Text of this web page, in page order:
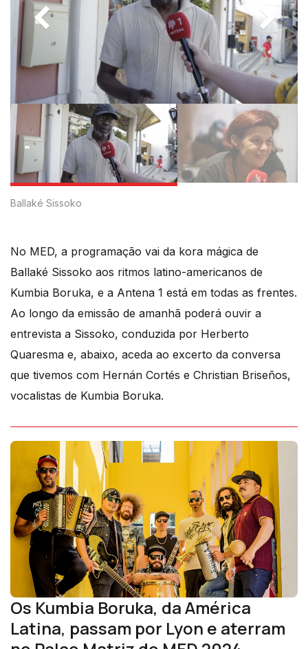
Ballaké Sissoko
No MED, a programação vai da kora mágica de
Ballaké Sissoko aos ritmos latino-americanos de
Kumbia Boruka, e a Antena 1 está em todas as frentes.
Ao longo da emissão de amanhã poderá ouvir a
entrevista a Sissoko, conduzida por Herberto
Quaresma e, abaixo, aceda ao excerto da conversa
que tivemos com Hernán Cortés e Christian Briseños,
vocalistas de Kumbia Boruka.
Os Kumbia Boruka, da América
Latina, passam por Lyon e aterram